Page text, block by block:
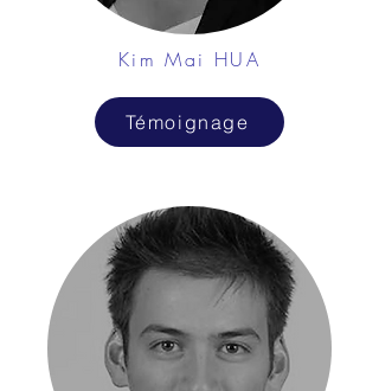
Kim Mai HUA
Témoignage